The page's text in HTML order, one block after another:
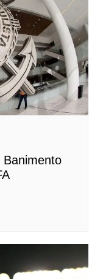
Banimento